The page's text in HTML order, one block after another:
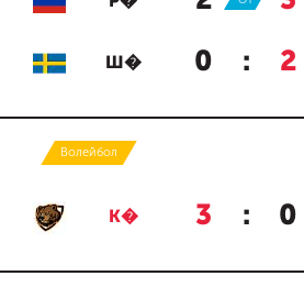
Ш� 0 : 2
Волейбол
К� 3 : 0